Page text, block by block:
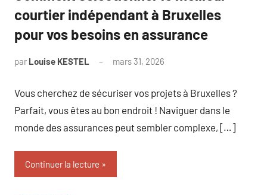
courtier indépendant à Bruxelles
pour vos besoins en assurance
par Louise KESTEL mars 31, 2026
Vous cherchez de sécuriser vos projets à Bruxelles ?
Parfait, vous êtes au bon endroit ! Naviguer dans le
monde des assurances peut sembler complexe, […]
Continuer la lecture